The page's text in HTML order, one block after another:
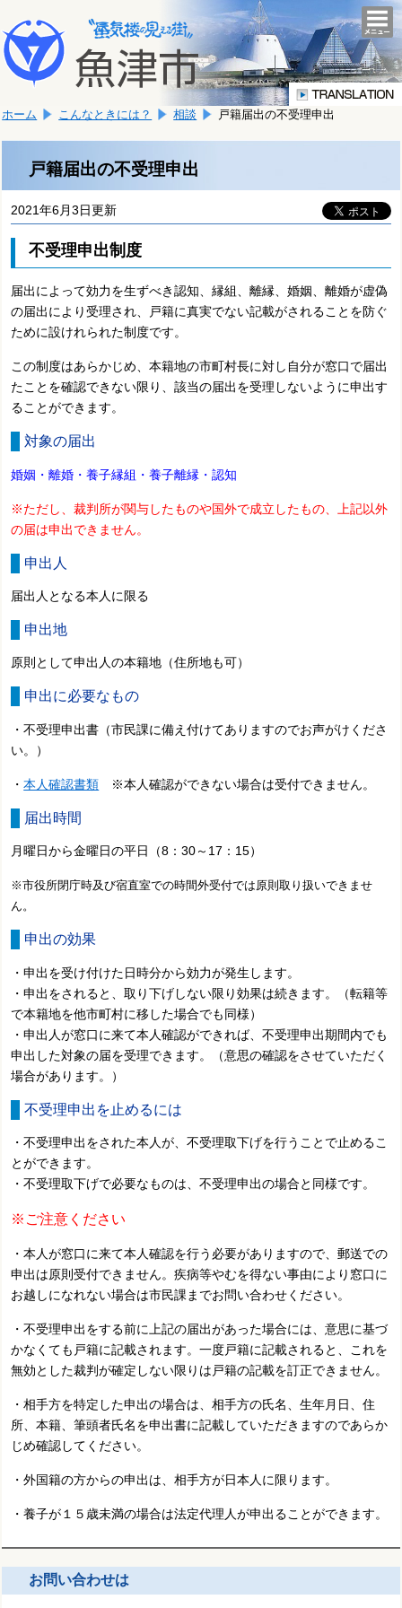
文
へ
移
ま
す。
こ
か
文
ホーム こんなときには？ 相談 戸籍届出の不受理申出
戸籍届出の不受理申出
2021年6月3日更新
不受理申出制度
届出によって効力を生ずべき認知、縁組、離縁、婚姻、離婚が虚偽
の届出により受理され、戸籍に真実でない記載がされることを防ぐ
ために設けれられた制度です。
この制度はあらかじめ、本籍地の市町村長に対し自分が窓口で届出
たことを確認できない限り、該当の届出を受理しないように申出す
ることができます。
対象の届出
婚姻・離婚 ・養子縁組・養子離縁・認知
※ただし、裁判所が関与したものや国外で成立したもの、上記以外
の届は申出できません。
申出人
届出人となる本人に限る
申出地
原則として申出人の本籍地（住所地も可）
申出に必要なもの
・不受理申出書（市民課に備え付けてありますのでお声がけくださ
い。）
・本人確認書類 ※本人確認ができない場合は受付できません。
届出時間
月曜日から金曜日の平日（8：30～17：15）
※市役所閉庁時及び宿直室での時間外受付では原則取り扱いできませ
ん。
申出の効果
・申出を受け付けた日時分から効力が発生します。
・申出をされると、取り下げしない限り効果は続きます。（転籍等
で本籍地を他市町村に移した場合でも同様）
・申出人が窓口に来て本人確認ができれば、不受理申出期間内でも
申出した対象の届を受理できます。（意思の確認をさせていただく
場合があります。）
不受理申出を止めるには
・不受理申出をされた本人が、不受理取下げを行うことで止めるこ
とができます。
・不受理取下げで必要なものは、不受理申出の場合と同様です。
※ご注意ください
・本人が窓口に来て本人確認を行う必要がありますので、郵送での
申出は原則受付できません。疾病等やむを得ない事由により窓口に
お越しになれない場合は市民課までお問い合わせください。
・不受理申出をする前に上記の届出があった場合には、意思に基づ
かなくても戸籍に記載されます。一度戸籍に記載されると、これを
無効とした裁判が確定しない限りは戸籍の記載を訂正できません。
・相手方を特定した申出の場合は、相手方の氏名、生年月日、住
所、本籍、筆頭者氏名を申出書に記載していただきますのであらか
じめ確認してください。
・外国籍の方からの申出は、相手方が日本人に限ります。
・養子が１５歳未満の場合は法定代理人が申出ることができます。
お問い合わせは